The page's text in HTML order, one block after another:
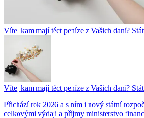
Víte, kam mají téct peníze z Vašich daní?
Víte, kam mají téct peníze z Vašich daní?
Přichází rok 2026 a s ním i nový státní
celkovými výdaji a příjmy ministerstvo